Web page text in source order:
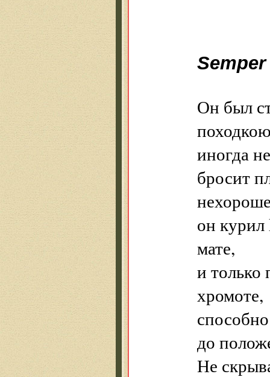
Он был
иногда
бросит
он
мате,
и только
хромоте,
до
Не